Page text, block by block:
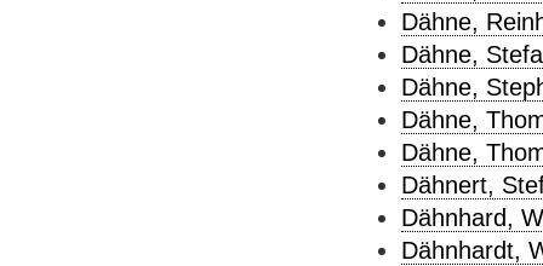
Dähne,
Dähne,
Dähne,
Dähne,
Dähne,
Dähnert,
Dähnhard,
Dähnhardt,